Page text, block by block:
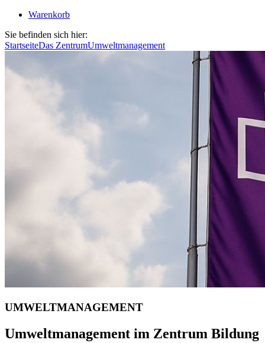
Warenkorb
Sie befinden sich hier:
StartseiteDas ZentrumUmweltmanagement
UMWELTMANAGEMENT
Umweltmanagement im Zentrum Bildung